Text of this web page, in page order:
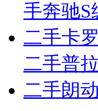
手奔驰S
二手卡
二手普
二手朗动